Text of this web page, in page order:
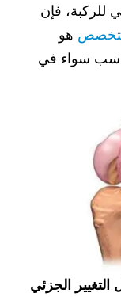
فإن
هو
سواء في
الجزئي